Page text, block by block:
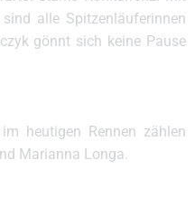
alle Spitzenläuferinnen
gönnt sich keine Pause
heutigen Rennen zählen
Marianna Longa.